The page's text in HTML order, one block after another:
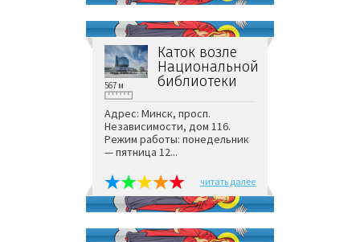
Каток возле
Национальной
библиотеки
567 м
Адрес: Минск, просп.
Независимости, дом 116.
Режим работы: понедельник
— пятница 12...
читать далее